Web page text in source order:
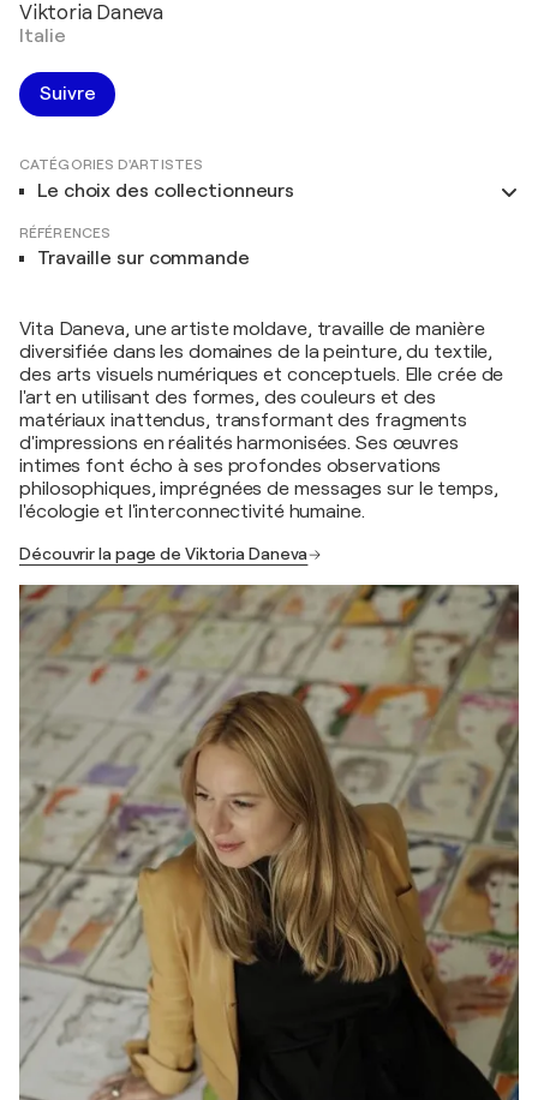
Viktoria Daneva
Italie
Suivre
CATÉGORIES D'ARTISTES
Le choix des collectionneurs
RÉFÉRENCES
Travaille sur commande
Vita Daneva, une artiste moldave, travaille de manière
diversifiée dans les domaines de la peinture, du textile,
des arts visuels numériques et conceptuels. Elle crée de
l'art en utilisant des formes, des couleurs et des
matériaux inattendus, transformant des fragments
d'impressions en réalités harmonisées. Ses œuvres
intimes font écho à ses profondes observations
philosophiques, imprégnées de messages sur le temps,
l'écologie et l'interconnectivité humaine.
Découvrir la page de Viktoria Daneva